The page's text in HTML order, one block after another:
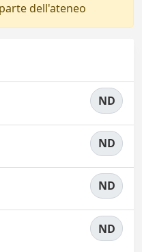
dell'ateneo
ND
ND
ND
ND